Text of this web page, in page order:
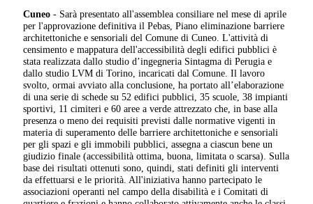
Cuneo - Sarà presentato all'assemblea consiliare nel mese di aprile
per l'approvazione definitiva il Pebas, Piano eliminazione barriere
architettoniche e sensoriali del Comune di Cuneo. L'attività di
censimento e mappatura dell'accessibilità degli edifici pubblici è
stata realizzata dallo studio d’ingegneria Sintagma di Perugia e
dallo studio LVM di Torino, incaricati dal Comune. Il lavoro
svolto, ormai avviato alla conclusione, ha portato all’elaborazione
di una serie di schede su 52 edifici pubblici, 35 scuole, 38 impianti
sportivi, 11 cimiteri e 60 aree a verde attrezzato che, in base alla
presenza o meno dei requisiti previsti dalle normative vigenti in
materia di superamento delle barriere architettoniche e sensoriali
per gli spazi e gli immobili pubblici, assegna a ciascun bene un
giudizio finale (accessibilità ottima, buona, limitata o scarsa). Sulla
base dei risultati ottenuti sono, quindi, stati definiti gli interventi
da effettuarsi e le priorità. All'iniziativa hanno partecipato le
associazioni operanti nel campo della disabilità e i Comitati di